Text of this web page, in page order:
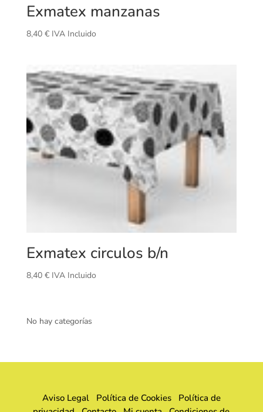
Exmatex manzanas
8,40 € IVA Incluido
Exmatex circulos b/n
8,40 € IVA Incluido
No hay categorías
Aviso Legal Política de Cookies
Política de